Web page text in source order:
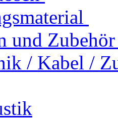
und Zubehör
/ Kabel /